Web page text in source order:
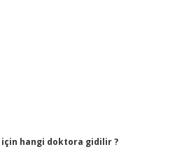
için hangi doktora gidilir ?